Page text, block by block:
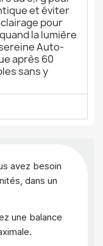
et éviter
pour
la lumière
Auto-
après 60
sans y
avez besoin
dans un
une balance